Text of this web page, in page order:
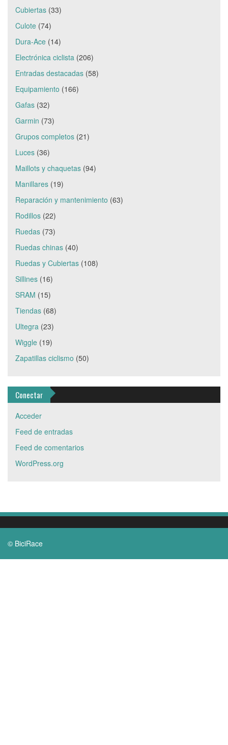
Cubiertas (33)
Culote (74)
Dura-Ace (14)
Electrónica ciclista (206)
Entradas destacadas (58)
Equipamiento (166)
Gafas (32)
Garmin (73)
Grupos completos (21)
Luces (36)
Maillots y chaquetas (94)
Manillares (19)
Reparación y mantenimiento (63)
Rodillos (22)
Ruedas (73)
Ruedas chinas (40)
Ruedas y Cubiertas (108)
Sillines (16)
SRAM (15)
Tiendas (68)
Ultegra (23)
Wiggle (19)
Zapatillas ciclismo (50)
Conectar
Acceder
Feed de entradas
Feed de comentarios
WordPress.org
© BiciRace